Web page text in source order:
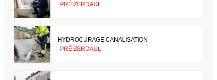
PRÉIZERDAUL
HYDROCURAGE CANALISATION
PRÉIZERDAUL